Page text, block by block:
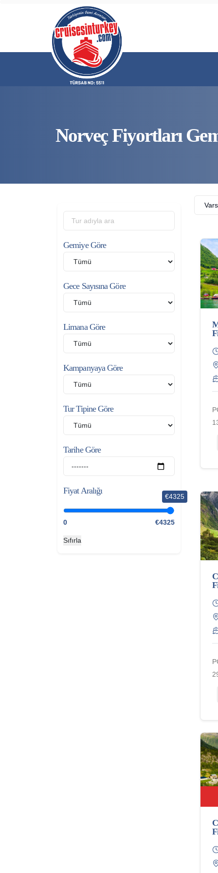
Norveç Fiyortları
Gemiye Göre
Gece Sayısına Göre
Limana Göre
Kampanyaya Göre
Tur Tipine Göre
Tarihe Göre
Fiyat Aralığı
€4325
0 €4325
Sıfırla